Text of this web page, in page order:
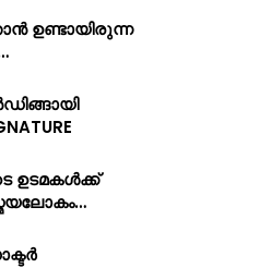
ഉണ്ടായിരുന്ന
ഉടമകൾക്ക്